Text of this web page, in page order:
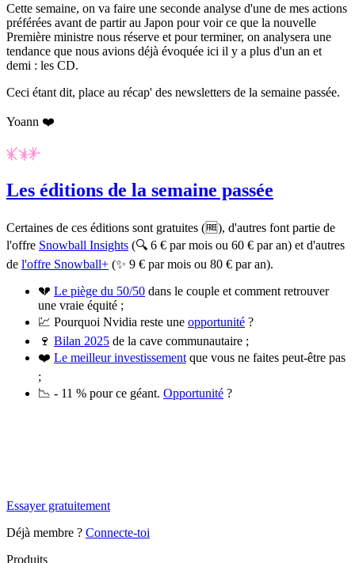
Cette semaine, on va faire une seconde analyse d'une de mes actions
préférées avant de partir au Japon pour voir ce que la nouvelle
Première ministre nous réserve et pour terminer, on analysera une
tendance que nous avions déjà évoquée ici il y a plus d'un an et
demi : les CD.
Ceci étant dit, place au récap' des newsletters de la semaine passée.
Yoann ❤️
Les éditions de la semaine passée
Certaines de ces éditions sont gratuites (🆓), d'autres font partie de
l'offre Snowball Insights (🔍 6 € par mois ou 60 € par an) et d'autres
de l'offre Snowball+ (✨ 9 € par mois ou 80 € par an).
💔 Le piège du 50/50 dans le couple et comment retrouver
une vraie équité ;
💹 Pourquoi Nvidia reste une opportunité ?
🍷 Bilan 2025 de la cave communautaire ;
❤️ Le meilleur investissement que vous ne faites peut-être pas
;
📉 - 11 % pour ce géant. Opportunité ?
Essayer gratuitement
Déjà membre ? Connecte-toi
Produits